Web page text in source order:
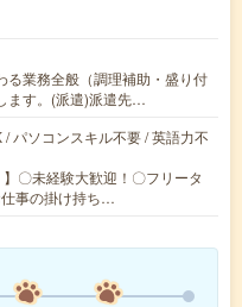
る業務全般（調理補助・盛り付
ます。(派遣)派遣先…
パソコンスキル不要 / 英語力不
〇未経験大歓迎！〇フリータ
事の掛け持ち…